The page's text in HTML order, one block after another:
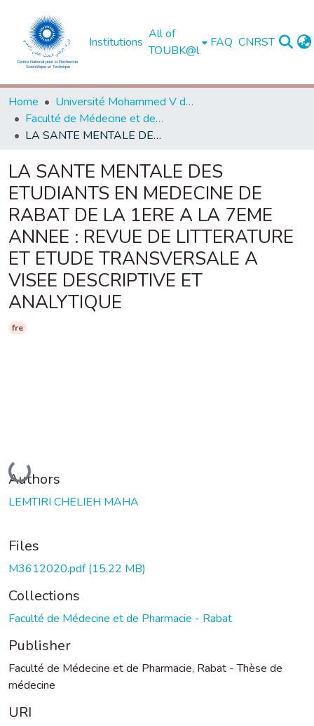
Institutions
All of
TOUBK@l
FAQ CNRST
Home
Université Mohammed V de Rabat
Faculté de Médecine et de Pharmacie - Rabat
LA SANTE MENTALE DES ETUDIANTS EN MEDECINE DE RABAT DE LA 1ERE A LA 7EME ANNEE : REVUE DE LITTERATURE ET ETUDE TRANSVERSALE A VISEE DESCRIPTIVE ET ANALYTIQUE
LA SANTE MENTALE DES
ETUDIANTS EN MEDECINE DE
RABAT DE LA 1ERE A LA 7EME
ANNEE : REVUE DE LITTERATURE
ET ETUDE TRANSVERSALE A
VISEE DESCRIPTIVE ET
ANALYTIQUE
fre
Loading...
Authors
LEMTIRI CHELIEH MAHA
Files
M3612020.pdf(15.22 MB)
Collections
Faculté de Médecine et de Pharmacie - Rabat
Publisher
Faculté de Médecine et de Pharmacie, Rabat - Thèse de
médecine
URI